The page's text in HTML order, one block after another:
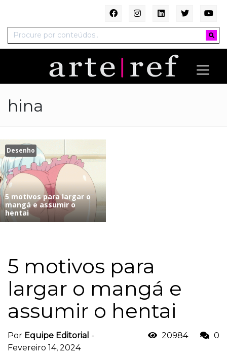
hina
Desenho
5 motivos para largar o
mangá e assumir o
hentai
5 motivos para
largar o mangá e
assumir o hentai
Por Equipe Editorial -
Fevereiro 14, 2024
20984 0